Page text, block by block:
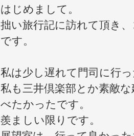
はじめまして。
拙い旅行記に訪れて頂き
です。
私は少し遅れて門司に行
私も三井倶楽部とか素敵
べたかったです。
羨ましい限りです。